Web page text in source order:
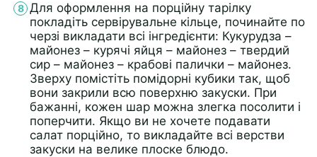
Для оформлення на порційну тарілку
покладіть сервірувальне кільце, починайте по
черзі викладати всі інгредієнти: Кукурудза –
майонез – курячі яйця – майонез – твердий
сир – майонез – крабові палички – майонез.
Зверху помістіть помідорні кубики так, щоб
вони закрили всю поверхню закуски. При
бажанні, кожен шар можна злегка посолити і
поперчити. Якщо ви не хочете подавати
салат порційно, то викладайте всі верстви
закуски на велике плоске блюдо.